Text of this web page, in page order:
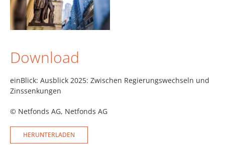
Download
einBlick: Ausblick 2025: Zwischen Regierungswechseln und
Zinssenkungen
© Netfonds AG, Netfonds AG
HERUNTERLADEN